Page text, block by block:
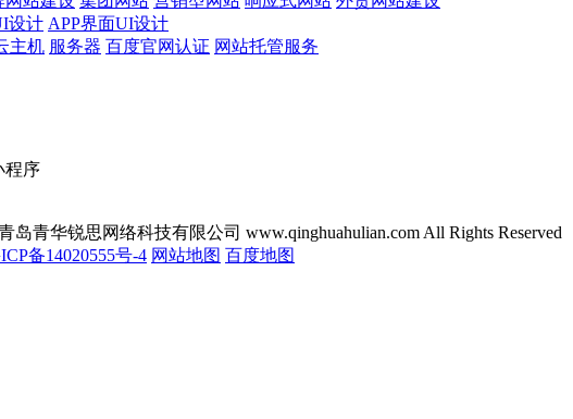
设计 APP界面UI设计
主机 服务器 百度官网认证 网站托管服务
岛青华锐思网络科技有限公司 www.qinghuahulian.com All Rights Reserved
备14020555号-4 网站地图 百度地图